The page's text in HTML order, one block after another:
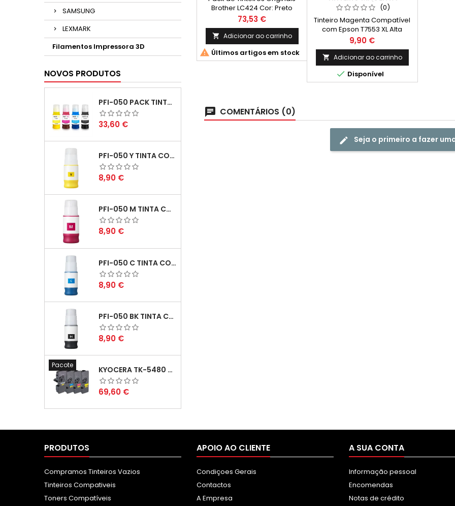
SAMSUNG
LEXMARK
Filamentos Impressora 3D
NOVOS PRODUTOS
PFI-050 PACK TINTAS COMPATIVEIS
Preço
33,60 €
PFI-050 Y TINTA COMPATÍVEL AMARELO
Preço
8,90 €
PFI-050 M TINTA COMPATÍVEL MAGENTA
Preço
8,90 €
PFI-050 C TINTA COMPATÍVEL CIANO
Preço
8,90 €
PFI-050 BK TINTA COMPATÍVEL PRETA
Preço
8,90 €
Pacote KYOCERA TK-5480 PACK TONERS COMPATÍVEIS
Preço
69,60 €
Brother LC424 Cor: Preto
+Ciano + Magenta + Amarelo
Rendimento Médio: 750
Páginas* / cada cor
Preço
73,53 €
 Adicionar ao carrinho
 Últimos artigos em stock
COMPATÍVEL(0)
Tinteiro Magenta Compatível
com Epson T7553 XL Alta
Capacidade, T7563
Preço
9,90 €
 Adicionar ao carrinho
 Disponível
COMENTÁRIOS (0)
Seja o primeiro a fazer
PRODUTOS
Compramos Tinteiros Vazios
Tinteiros Compativeis
Toners Compatíveis
APOIO AO CLIENTE
Condiçoes Gerais
Contactos
A Empresa
A SUA CONTA
Informação pessoal
Encomendas
Notas de crédito